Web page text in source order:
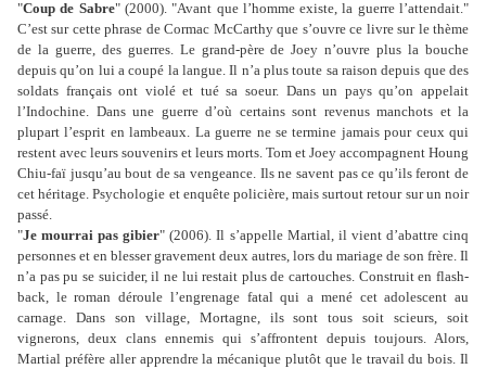
"Coup de Sabre" (2000). "Avant que l’homme existe, la guerre l’attendait."
C’est sur cette phrase de Cormac McCarthy que s’ouvre ce livre sur le thème
de la guerre, des guerres. Le grand-père de Joey n’ouvre plus la bouche
depuis qu’on lui a coupé la langue. Il n’a plus toute sa raison depuis que des
soldats français ont violé et tué sa soeur. Dans un pays qu’on appelait
l’Indochine. Dans une guerre d’où certains sont revenus manchots et la
plupart l’esprit en lambeaux. La guerre ne se termine jamais pour ceux qui
restent avec leurs souvenirs et leurs morts. Tom et Joey accompagnent Houng
Chiu-faï jusqu’au bout de sa vengeance. Ils ne savent pas ce qu’ils feront de
cet héritage. Psychologie et enquête policière, mais surtout retour sur un noir
passé.
"Je mourrai pas gibier" (2006). Il s’appelle Martial, il vient d’abattre cinq
personnes et en blesser gravement deux autres, lors du mariage de son frère. Il
n’a pas pu se suicider, il ne lui restait plus de cartouches. Construit en flash-
back, le roman déroule l’engrenage fatal qui a mené cet adolescent au
carnage. Dans son village, Mortagne, ils sont tous soit scieurs, soit
vignerons, deux clans ennemis qui s’affrontent depuis toujours. Alors,
Martial préfère aller apprendre la mécanique plutôt que le travail du bois. Il